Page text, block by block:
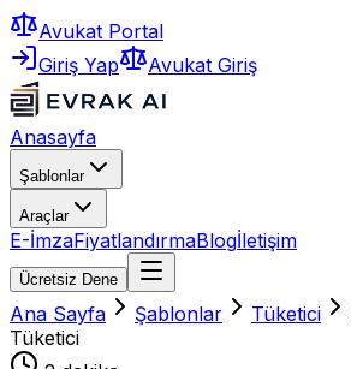
Avukat Portal
Giriş Yap
Avukat Giriş
Anasayfa
Şablonlar
Araçlar
E-İmzaFiyatlandırmaBlogİletişim
Ücretsiz Dene
Ana Sayfa Şablonlar Tüketici
Tüketici